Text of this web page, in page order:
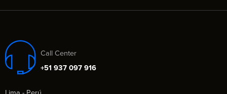
Call Center
+51 937 097 916